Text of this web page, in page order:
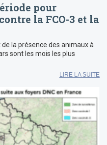
pour
la FCO-3 et la
la présence des animaux à
sont les mois les plus
LIRE LA SUITE